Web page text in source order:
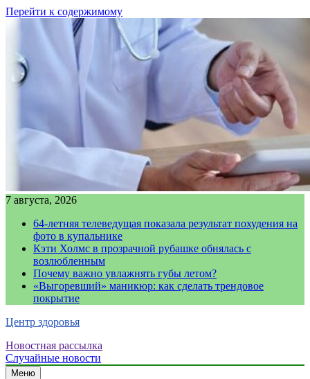
Перейти к содержимому
7 августа, 2026
64-летняя телеведущая показала результат похудения на
фото в купальнике
Кэти Холмс в прозрачной рубашке обнялась с
возлюбленным
Почему важно увлажнять губы летом?
«Выгоревший» маникюр: как сделать трендовое
покрытие
Центр здоровья
Новостная рассылка
Случайные новости
Меню